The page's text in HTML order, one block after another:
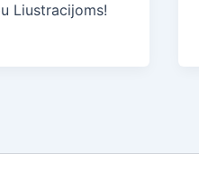
Liustracijoms!